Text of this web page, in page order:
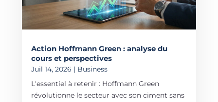
Action Hoffmann Green : analyse du
cours et perspectives
Juil 14, 2026 | Business
L'essentiel à retenir : Hoffmann Green
révolutionne le secteur avec son ciment sans